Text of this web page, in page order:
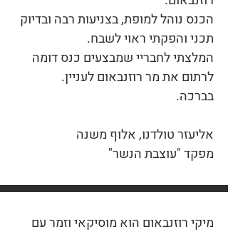
הכנס נוהל למופת, בצניעות רבה ובדיוק
תכני והפקתי ראוי לשבח.
המלצתי לחבריי שמבצעים כנס דומה
לרתום את מר רוזנבאום לעניין.
בברכה.
אליעזר טולדנו, אלוף משנה
מפקד "עוצבת הנשר"
מיקי רוזנבאום הוא מוסיקאי וזמר עם